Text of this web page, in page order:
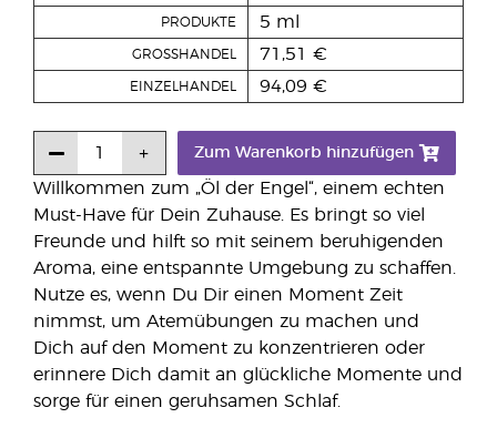
Willkommen zum „Öl der Engel“, einem echten
Must-Have für Dein Zuhause. Es bringt so viel
Freunde und hilft so mit seinem beruhigenden
Aroma, eine entspannte Umgebung zu schaffen.
Nutze es, wenn Du Dir einen Moment Zeit
nimmst, um Atemübungen zu machen und
Dich auf den Moment zu konzentrieren oder
erinnere Dich damit an glückliche Momente und
sorge für einen geruhsamen Schlaf.
PRODUKTE 5 ml
GROSSHANDEL 71,51 €
EINZELHANDEL 94,09 €
Zum Warenkorb hinzufügen